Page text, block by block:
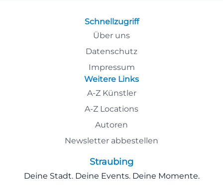
Schnellzugriff
Über uns
Datenschutz
Impressum
Weitere Links
A-Z Künstler
A-Z Locations
Autoren
Newsletter abbestellen
Straubing
Deine Stadt. Deine Events. Deine Momente.